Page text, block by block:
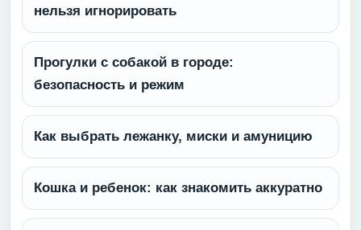
нельзя игнорировать
Прогулки с собакой в городе:
безопасность и режим
Как выбрать лежанку, миски и амуницию
Кошка и ребенок: как знакомить аккуратно